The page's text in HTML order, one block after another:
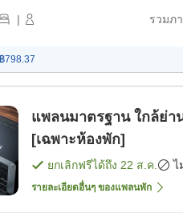
| รวมภ
฿798.37
แพลนมาตรฐาน ใกล้ย่า
[เฉพาะห้องพัก]
ยกเลิกฟรีได้ถึง 22 ส.ค. ไ
รายละเอียดอื่นๆ ของแพลนพัก